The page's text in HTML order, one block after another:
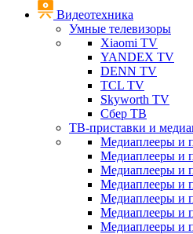
Видеотехника
Умные телевизоры
Xiaomi TV
YANDEX TV
DENN TV
TCL TV
Skyworth TV
Сбер ТВ
ТВ-приставки и
Медиаплееры и
Медиаплееры и
Медиаплееры и
Медиаплееры и
Медиаплееры и
Медиаплееры и
Медиаплееры и